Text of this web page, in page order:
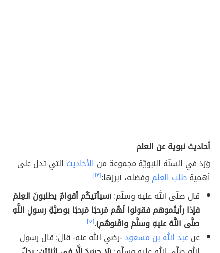
أحاديث نبوية عن العلم
وَرَدَ في السنّة النبويّة مجموعة من الأحاديث التي تدل على
أهميةطلب العلم وفضله، أبرزها:[١٣]
قال صلّى الله عليه وسلّم:(سيأتيكُم أقوامٌ يطلبونَ العِلمَ
فإذا رأيتُموهم فقولوا لَهُم مَرحبًا مَرحبًا بوصيَّةِ رسولِ اللَّهِ
صلَّى اللَّهُ عليهِ وسلَّمَ واقْنوهُم).[١٤]
عنعبد الله بن مسعود-رضي الله عنه- قال: قال رسول